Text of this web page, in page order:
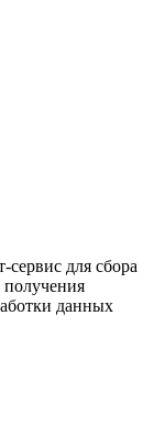
сервис для сбора
получения
данных